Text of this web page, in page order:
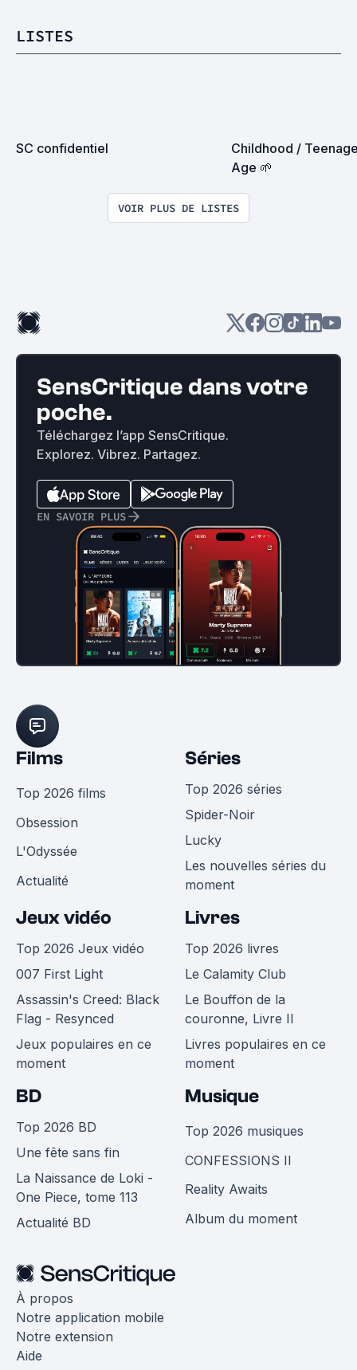
LISTES
SC confidentiel
Childhood /
Age 🌱
VOIR PLUS DE LISTES
SensCritique dans votre
poche.
Téléchargez l’app SensCritique.
Explorez. Vibrez. Partagez.
EN SAVOIR PLUS
Films
Top 2026 films
Obsession
L'Odyssée
Actualité
Séries
Top 2026 séries
Spider-Noir
Lucky
Les nouvelles séries du
moment
Jeux vidéo
Top 2026 Jeux vidéo
007 First Light
Assassin's Creed: Black
Flag - Resynced
Jeux populaires en ce
moment
Livres
Top 2026 livres
Le Calamity Club
Le Bouffon de la
couronne, Livre II
Livres populaires en ce
moment
BD
Top 2026 BD
Une fête sans fin
La Naissance de Loki -
One Piece, tome 113
Actualité BD
Musique
Top 2026 musiques
CONFESSIONS II
Reality Awaits
Album du moment
À propos
Notre application mobile
Notre extension
Aide